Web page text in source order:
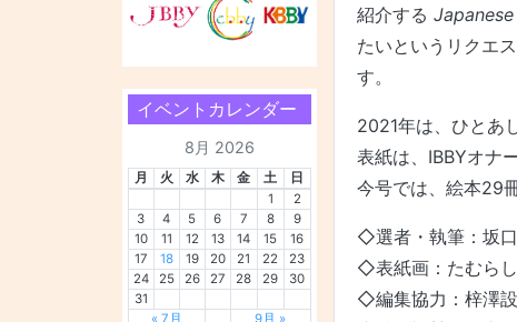
イベントカレンダー
8月 2026
月 火 水 木 金 土
日
1
2
3
4 5 6 7 8
9
10
11 12 13 14 15
16
17
18 19 20 21 22
23
24
25 26 27 28 29
30
31
« 7月
9月 »
紹介する
たいというリクエ
す。
2021年は、ひとあ
表紙は、IBBYオナ
今号では、絵本29
◇選者・執筆：坂
◇表紙画：たむら
◇編集協力：梓澤